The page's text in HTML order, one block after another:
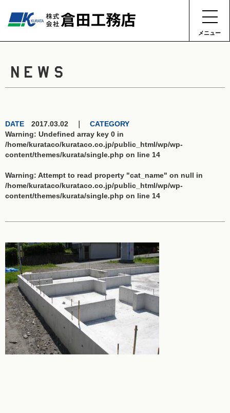
メニュー
NEWS
DATE 2017.03.02 ｜ CATEGORY
Warning: Undefined array key 0 in
/home/kurataco/kurataco.co.jp/public_html/wp/wp-
content/themes/kurata/single.php on line 14
Warning: Attempt to read property "cat_name" on null in
/home/kurataco/kurataco.co.jp/public_html/wp/wp-
content/themes/kurata/single.php on line 14